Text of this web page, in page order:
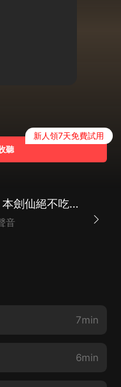
聽
新人領7天免費試用
【喜播聲工場】本劍仙絕不吃軟飯|同名動漫原著|都市玄幻后宮爽文|多人有聲劇
音
7min
6min